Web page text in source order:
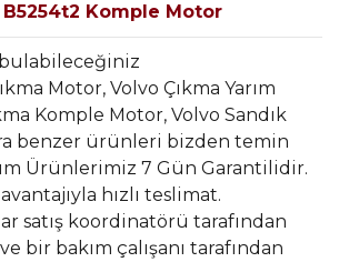
B5254t2 Komple Motor
Motor, Volvo Çıkma Yarım
Komple Motor, Volvo Sandık
benzer ürünleri bizden temin
Ürünlerimiz 7 Gün Garantilidir.
hızlı teslimat.
satış koordinatörü tarafından
bir bakım çalışanı tarafından